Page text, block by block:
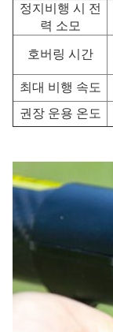
정지비행 시 전
력 소모
호버링 시간
최대 비행 속도
권장 운용 온도